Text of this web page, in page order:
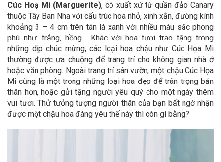
Cúc Hoạ Mi (Marguerite), có xuất xứ từ quần đảo Canary
thuộc Tây Ban Nha với cấu trúc hoa nhỏ, xinh xắn, đường kính
khoảng 3 – 4 cm trên tán lá xanh với nhiều màu sắc phong
phú như: trắng, hồng… Khác với hoa tươi trao tặng trong
những dịp chúc mừng, các loại hoa chậu như Cúc Họa Mi
thường được ưa chuộng để trang trí cho không gian nhà ở
hoặc văn phòng. Ngoài trang trí sân vườn, một chậu Cúc Họa
Mi cũng là một trong những loại hoa đẹp để trân trọng bản
thân hơn, hoặc gửi tặng người yêu quý cho một ngày thêm
vui tươi. Thử tưởng tượng người thân của bạn bất ngờ nhận
được một chậu hoa đáng yêu thế này thì còn gì bằng?